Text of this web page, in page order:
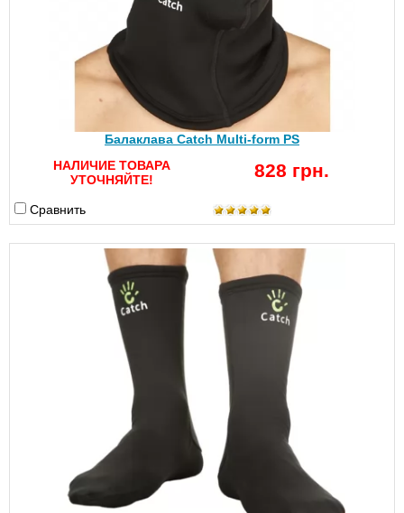
Балаклава Catch Multi-form PS
НАЛИЧИЕ ТОВАРА
УТОЧНЯЙТЕ!
828 грн.
Сравнить